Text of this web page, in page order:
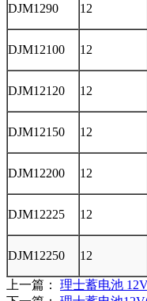
DJM1290 12
DJM12100 12
DJM12120 12
DJM12150 12
DJM12200 12
DJM12225 12
DJM12250 12
上一篇：
理士蓄电池